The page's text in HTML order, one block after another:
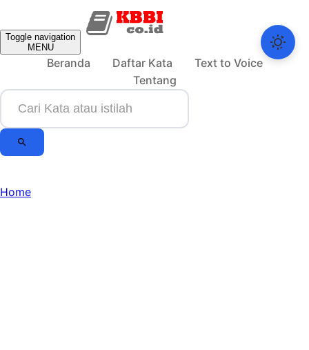
Toggle navigation
MENU
Beranda Daftar Kata
Text to Voice
Tentang
Home